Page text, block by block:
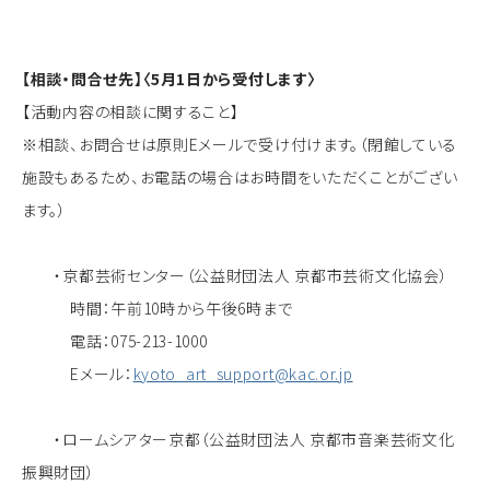
【相談・問合せ先】〈5月1日から受付します〉
【活動内容の相談に関すること】
※相談、お問合せは原則Eメールで受け付けます。（閉館している
施設もあるため、お電話の場合はお時間をいただくことがござい
ます。）
・京都芸術センター（公益財団法人 京都市芸術文化協会）
時間：午前10時から午後6時まで
電話：075-213-1000
Eメール： kyoto_art_support@kac.or.jp
・ロームシアター京都（公益財団法人 京都市音楽芸術文化
振興財団）